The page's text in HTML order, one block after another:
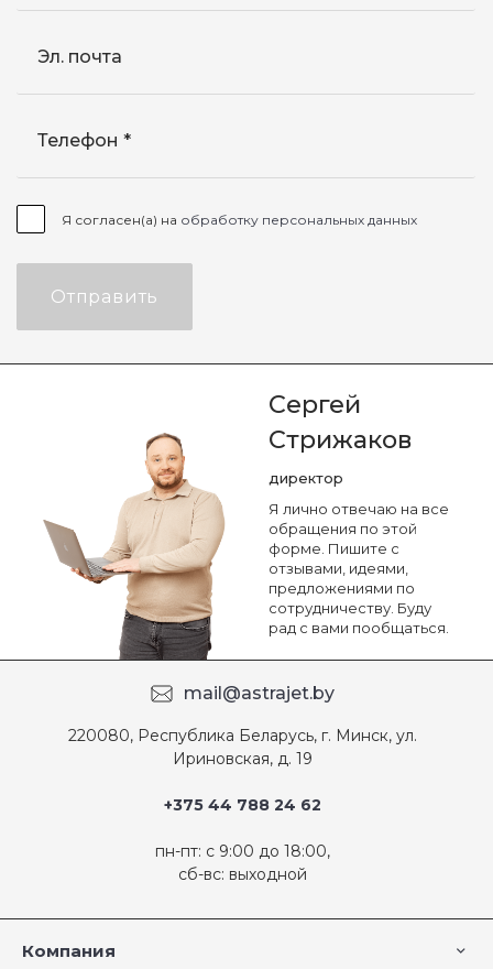
Эл. почта
Телефон
Я согласен(а) на обработку персональных данных
Отправить
Сергей
Стрижаков
директор
Я лично отвечаю на все
обращения по этой
форме. Пишите с
отзывами, идеями,
предложениями по
сотрудничеству. Буду
рад с вами пообщаться.
mail@astrajet.by
220080, Республика Беларусь, г. Минск, ул.
Ириновская, д. 19
+375 44 788 24 62
пн-пт: с 9:00 до 18:00,
сб-вс: выходной
Компания